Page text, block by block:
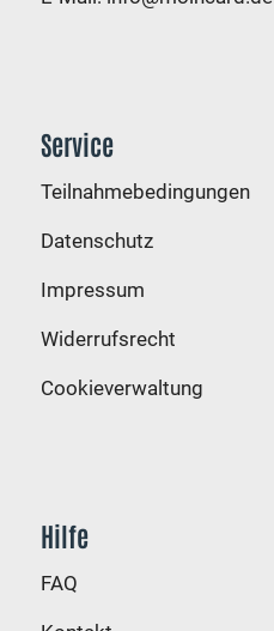
Service
Teilnahmebedingungen
Datenschutz
Impressum
Widerrufsrecht
Cookieverwaltung
Hilfe
FAQ